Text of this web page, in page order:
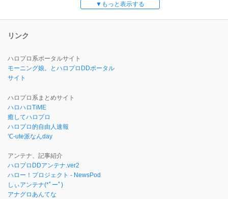
もっと表示する
リンク
ハロプロ系ポータルサイト
モーニング娘。とハロプロDDポータル
サイト
ハロプロ系まとめサイト
ハロハロTiME
癒してハロプロ
ハロプロ的自由人速報
℃-ute派なんday
アンテナ、記事紹介
ハロプロDDアンテナ.ver2
ハロー！プロジェクト - NewsPod
しぃアンテナ(*ﾟーﾟ)
アナグロあんてな